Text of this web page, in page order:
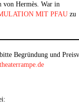
von Hermès. War in
MIT PFAU zu
Begründung und